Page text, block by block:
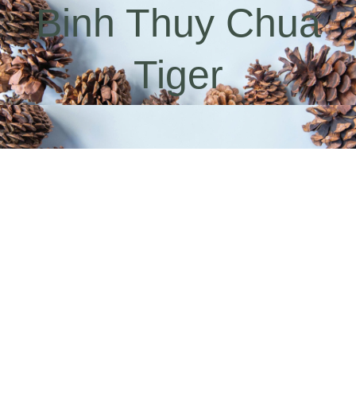
Binh Thuy Chua
Tiger